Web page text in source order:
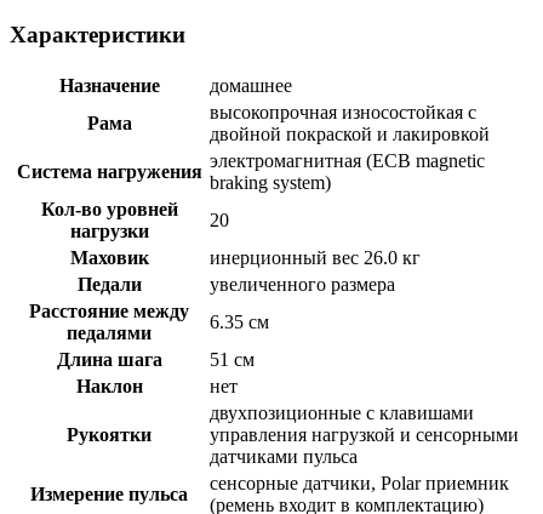
Характеристики
Назначение
домашнее
Рама
высокопрочная износостойкая с
двойной покраской и лакировкой
Система нагружения
электромагнитная (ECB magnetic
braking system)
Кол-во уровней
нагрузки
20
Маховик
инерционный вес 26.0 кг
Педали
увеличенного размера
Расстояние между
педалями
6.35 см
Длина шага
51 см
Наклон
нет
Рукоятки
двухпозиционные с клавишами
управления нагрузкой и сенсорными
датчиками пульса
Измерение пульса
сенсорные датчики, Polar приемник
(ремень входит в комплектацию)